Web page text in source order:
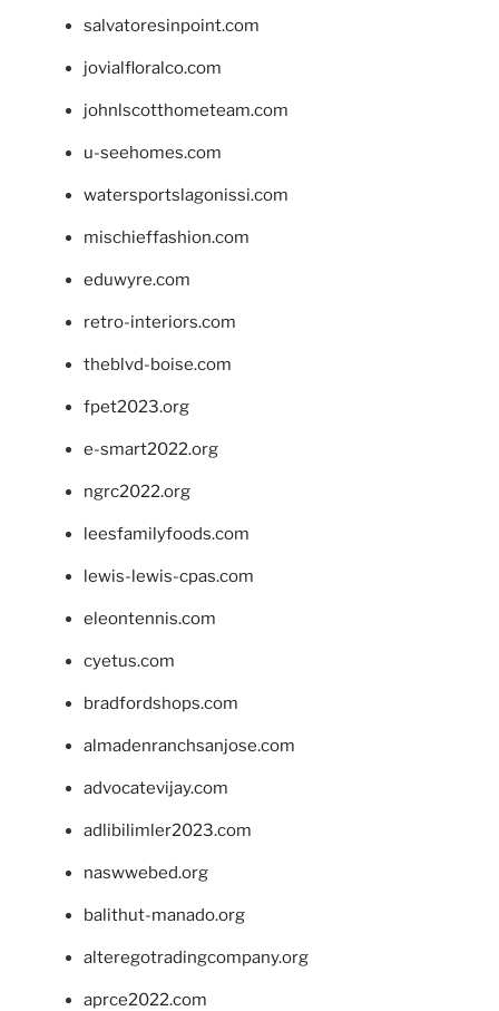
salvatoresinpoint.com
jovialfloralco.com
johnlscotthometeam.com
u-seehomes.com
watersportslagonissi.com
mischieffashion.com
eduwyre.com
retro-interiors.com
theblvd-boise.com
fpet2023.org
e-smart2022.org
ngrc2022.org
leesfamilyfoods.com
lewis-lewis-cpas.com
eleontennis.com
cyetus.com
bradfordshops.com
almadenranchsanjose.com
advocatevijay.com
adlibilimler2023.com
naswwebed.org
balithut-manado.org
alteregotradingcompany.org
aprce2022.com